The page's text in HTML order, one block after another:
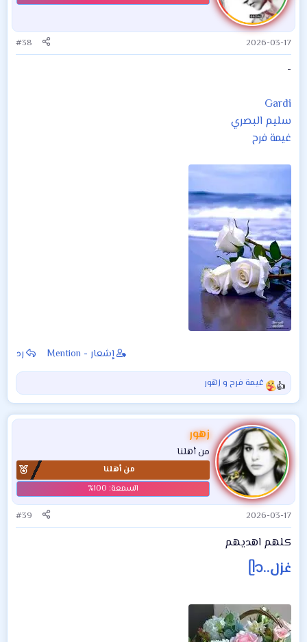
ا
ت
:
2026-03-17
#38
-
Gardi
سليم البصري
غيمة فرح
إشعار - Mention رد
ا
ل
ت
ف
ا
ع
ل
ا
ت
:
غيمة فرح و زهور
زهور
من أهلنا
من أهلنا
2026-03-17
#39
كلهم اهديهم
غزل..ᥫ᭡